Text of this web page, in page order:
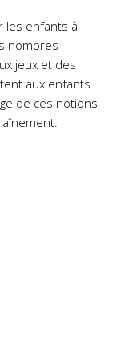
les enfants à
nombres
jeux et des
aux enfants
de ces notions